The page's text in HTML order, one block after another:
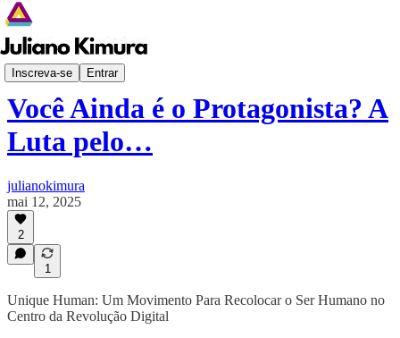
Inscreva-se Entrar
Despertar Digital
Você Ainda é o Protagonista? A
Luta pelo…
julianokimura
mai 12, 2025
2
1
Unique Human: Um Movimento Para Recolocar o Ser Humano no
Centro da Revolução Digital